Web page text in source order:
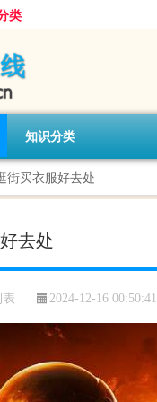
类
知识分类
街买衣服好去处
去处
2024-12-16 00:50:41